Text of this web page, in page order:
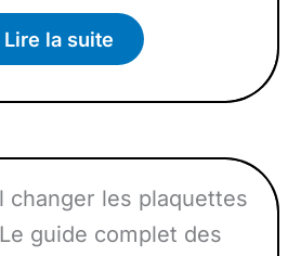
Lire la suite
changer les plaquettes
guide complet des